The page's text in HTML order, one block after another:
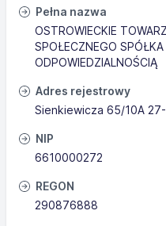
Pełna nazwa
OSTROWIECKIE
SPOŁECZNEGO
ODPOWIEDZIALNOŚCIĄ
Adres rejestrowy
Sienkiewicza 65/10A
NIP
6610000272
REGON
290876888